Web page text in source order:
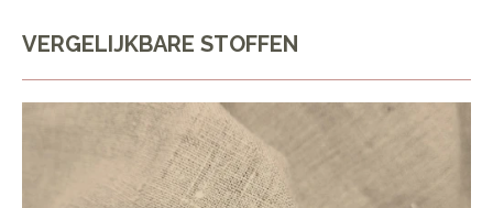
VERGELIJKBARE STOFFEN